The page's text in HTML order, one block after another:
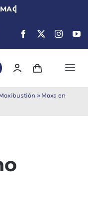
» Moxa en